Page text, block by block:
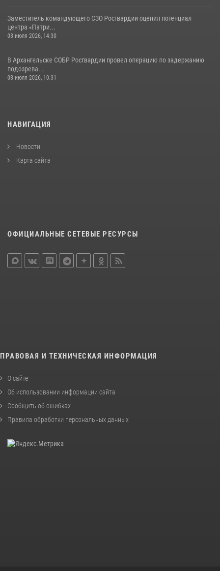
Заместитель командующего СЗО Росгвардии оценил потенциал
центра «Патри...
03 июля 2026, 14:30
В Архангельске СОБР Росгвардии провел операцию по задержанию
подозрева...
03 июля 2026, 10:31
НАВИГАЦИЯ
Новости
Карта сайта
ОФИЦИАЛЬНЫЕ СЕТЕВЫЕ РЕСУРСЫ
ПРАВОВАЯ И ТЕХНИЧЕСКАЯ ИНФОРМАЦИЯ
О сайте
Об использовании информации сайта
Сообщить об ошибках
Правила обработки персональных данных